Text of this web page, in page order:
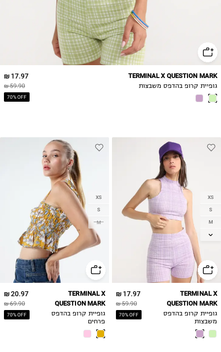
17.97 ₪
59.90 ₪
70% OFF
TERMINAL X QUESTION MARK
גופיית קרופ בהדפס משבצות
XS
S
M
L
17.97 ₪
59.90 ₪
70% OFF
TERMINAL X
QUESTION MARK
גופיית קרופ בהדפס
משבצות
XS
S
M
20.97 ₪
69.90 ₪
70% OFF
TERMINAL X
QUESTION MARK
גופיית קרופ בהדפס
פרחים